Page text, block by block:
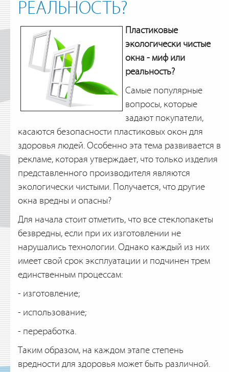
РЕАЛЬНОСТЬ?
Пластиковые
экологически чистые
окна - миф или
реальность?
Самые популярные
вопросы, которые
задают покупатели,
касаются безопасности пластиковых окон для
здоровья людей. Особенно эта тема развивается в
рекламе, которая утверждает, что только изделия
представленного производителя являются
экологически чистыми. Получается, что другие
окна вредны и опасны?
Для начала стоит отметить, что все стеклопакеты
безвредны, если при их изготовлении не
нарушались технологии. Однако каждый из них
имеет свой срок эксплуатации и подчинен трем
единственным процессам:
- изготовление;
- использование;
- переработка.
Таким образом, на каждом этапе степень
вредности для здоровья может быть различной.